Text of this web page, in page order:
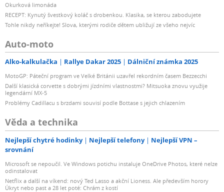
Okurková limonáda
RECEPT: Kynutý švestkový koláč s drobenkou. Klasika, se kterou zabodujete
Tohle nikdy neříkejte! Slova, kterými rodiče dětem ubližují ze všeho nejvíc
Auto-moto
Alko-kalkulačka Rallye Dakar 2025 Dálniční známka 2025
MotoGP: Páteční program ve Velké Británii uzavřel rekordním časem Bezzecchi
Další klasická corvette s dobrými jízdními vlastnostmi? Mitsuoka znovu využije
legendární MX-5
Problémy Cadillacu s brzdami souvisí podle Bottase s jejich chlazením
Věda a technika
Nejlepší chytré hodinky Nejlepší telefony
Nejlepší VPN –
srovnání
Microsoft se nepoučil. Ve Windows potichu instaluje OneDrive Photos, které nelze
odinstalovat
Netflix a další na víkend: nový Ted Lasso a akční Lioness. Ale především horory
Úkryt nebo past a 28 let poté: Chrám z kostí